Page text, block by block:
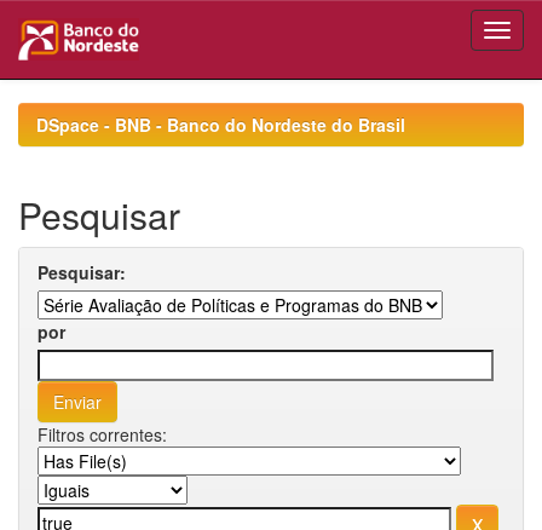
navigationDSpace - BNB - Banco do Nordeste do Brasil
Pesquisar
Pesquisar:
por
Filtros correntes: